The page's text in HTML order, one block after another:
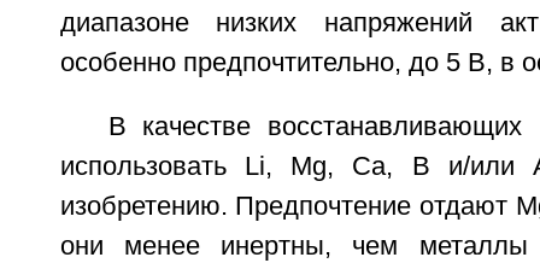
диапазоне низких напряжений
особенно предпочтительно, до 5 В, в
В качестве
использовать Li, Mg, Ca, B и/
изобретению. Предпочтение отдают
они менее инертны, чем металлы